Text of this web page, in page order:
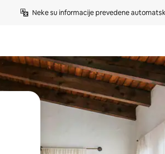
Neke su informacije prevedene